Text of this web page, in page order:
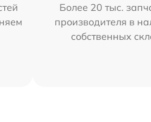
Более 20 тыс.
производителя в
собственных